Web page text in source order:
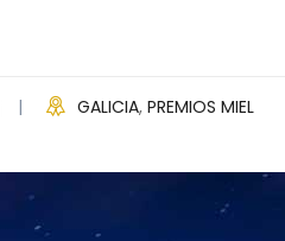
GALICIA, PREMIOS MIEL